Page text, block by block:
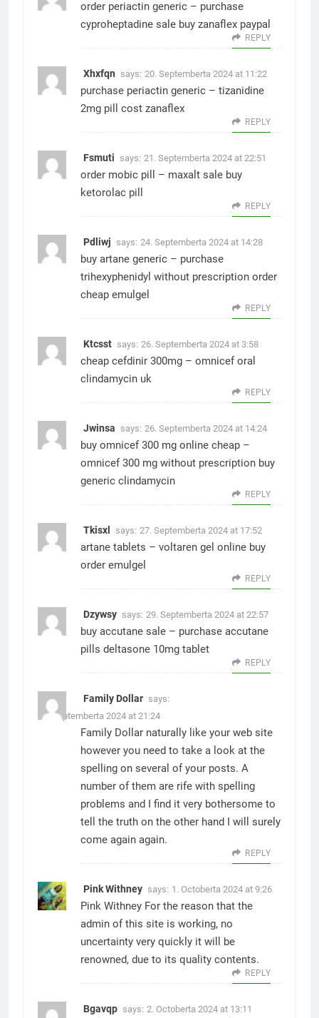
order periactin generic – purchase
cyproheptadine sale buy zanaflex paypal
REPLY
Xhxfqn says: 20. Septemberta 2024 at 11:22
purchase periactin generic – tizanidine
2mg pill
cost zanaflex
REPLY
Fsmuti says: 21. Septemberta 2024 at 22:51
order mobic pill – maxalt sale buy
ketorolac pill
REPLY
Pdliwj says: 24. Septemberta 2024 at 14:28
buy artane generic – purchase
trihexyphenidyl without prescription order
cheap emulgel
REPLY
Ktcsst says: 26. Septemberta 2024 at 3:58
cheap cefdinir 300mg – omnicef oral
clindamycin uk
REPLY
Jwinsa says: 26. Septemberta 2024 at 14:24
buy omnicef 300 mg online cheap –
omnicef 300 mg without prescription buy
generic clindamycin
REPLY
Tkisxl says: 27. Septemberta 2024 at 17:52
artane tablets – voltaren gel online buy
order emulgel
REPLY
Dzywsy says: 29. Septemberta 2024 at 22:57
buy accutane sale – purchase accutane
pills deltasone 10mg tablet
REPLY
Family Dollar says:
30. Septemberta 2024 at 21:24
Family Dollar naturally like your web site
however you need to take a look at the
spelling on several of your posts. A
number of them are rife with spelling
problems and I find it very bothersome to
tell the truth on the other hand I will surely
come again again.
REPLY
Pink Withney says: 1. Octoberta 2024 at 9:26
Pink Withney For the reason that the
admin of this site is working, no
uncertainty very quickly it will be
renowned, due to its quality contents.
REPLY
Bgavqp says: 2. Octoberta 2024 at 13:11